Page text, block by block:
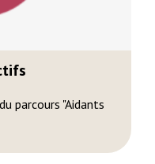
parcours "Aidants